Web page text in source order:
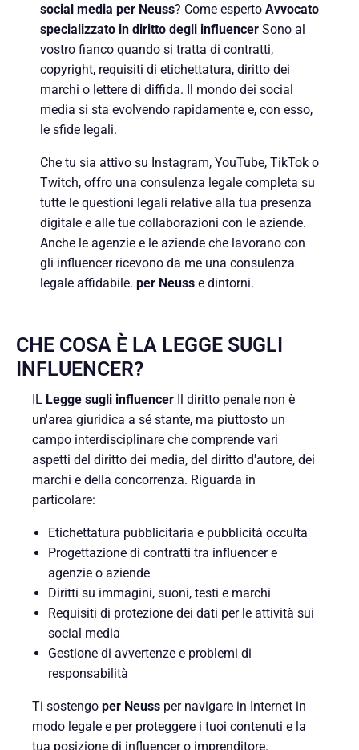
social media per Neuss? Come esperto Avvocato
specializzato in diritto degli influencer Sono al
vostro fianco quando si tratta di contratti,
copyright, requisiti di etichettatura, diritto dei
marchi o lettere di diffida. Il mondo dei social
media si sta evolvendo rapidamente e, con esso,
le sfide legali.
Che tu sia attivo su Instagram, YouTube, TikTok o
Twitch, offro una consulenza legale completa su
tutte le questioni legali relative alla tua presenza
digitale e alle tue collaborazioni con le aziende.
Anche le agenzie e le aziende che lavorano con
gli influencer ricevono da me una consulenza
legale affidabile. per Neuss e dintorni.
CHE COSA È LA LEGGE SUGLI
INFLUENCER?
IL Legge sugli influencer Il diritto penale non è
un'area giuridica a sé stante, ma piuttosto un
campo interdisciplinare che comprende vari
aspetti del diritto dei media, del diritto d'autore, dei
marchi e della concorrenza. Riguarda in
particolare:
Etichettatura pubblicitaria e pubblicità occulta
Progettazione di contratti tra influencer e
agenzie o aziende
Diritti su immagini, suoni, testi e marchi
Requisiti di protezione dei dati per le attività sui
social media
Gestione di avvertenze e problemi di
responsabilità
Ti sostengo per Neuss per navigare in Internet in
modo legale e per proteggere i tuoi contenuti e la
tua posizione di influencer o imprenditore.